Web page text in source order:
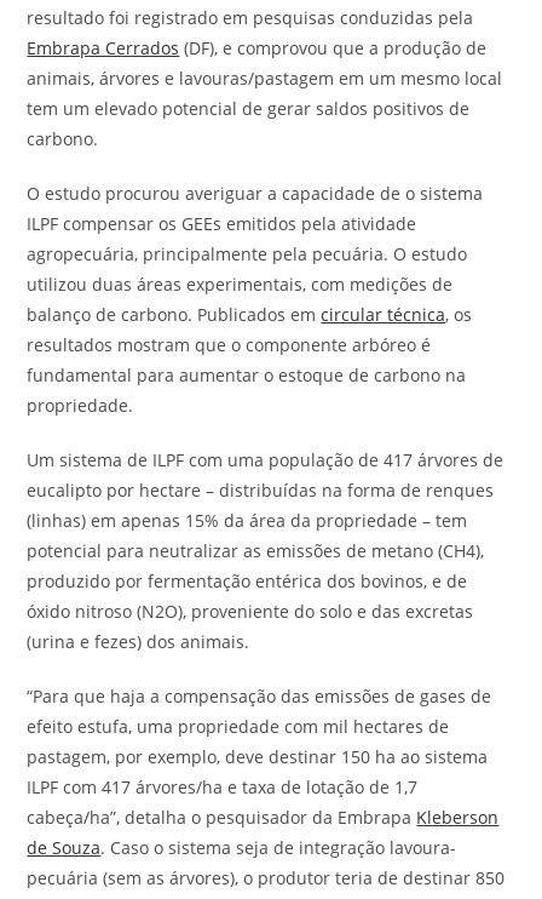
resultado foi registrado em pesquisas conduzidas pela
Embrapa Cerrados (DF), e comprovou que a produção de
animais, árvores e lavouras/pastagem em um mesmo local
tem um elevado potencial de gerar saldos positivos de
carbono.
O estudo procurou averiguar a capacidade de o sistema
ILPF compensar os GEEs emitidos pela atividade
agropecuária, principalmente pela pecuária. O estudo
utilizou duas áreas experimentais, com medições de
balanço de carbono. Publicados emcircular técnica, os
resultados mostram que o componente arbóreo é
fundamental para aumentar o estoque de carbono na
propriedade.
Um sistema de ILPF com uma população de 417 árvores de
eucalipto por hectare – distribuídas na forma de renques
(linhas) em apenas 15% da área da propriedade – tem
potencial para neutralizar as emissões de metano (CH4),
produzido por fermentação entérica dos bovinos, e de
óxido nitroso (N2O), proveniente do solo e das excretas
(urina e fezes) dos animais.
“Para que haja a compensação das emissões de gases de
efeito estufa, uma propriedade com mil hectares de
pastagem, por exemplo, deve destinar 150 ha ao sistema
ILPF com 417 árvores/ha e taxa de lotação de 1,7
cabeça/ha”, detalha o pesquisador da Embrapa Kleberson
de Souza. Caso o sistema seja de integração lavoura-
pecuária (sem as árvores), o produtor teria de destinar 850